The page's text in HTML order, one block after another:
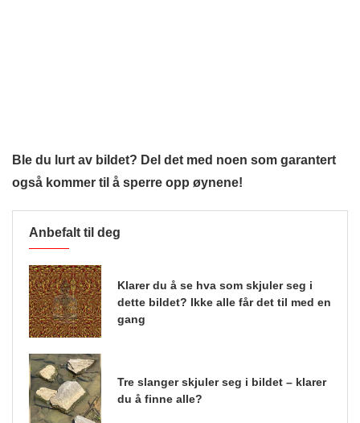
Ble du lurt av bildet? Del det med noen som garantert
også kommer til å sperre opp øynene!
Anbefalt til deg
Klarer du å se hva som skjuler seg i
dette bildet? Ikke alle får det til med en
gang
Tre slanger skjuler seg i bildet – klarer
du å finne alle?